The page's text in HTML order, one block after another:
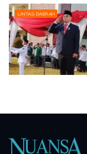
LINTAS DAERAH